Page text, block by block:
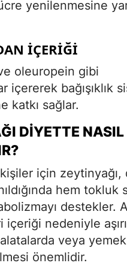
yenilenmesine
İÇERIĞI
oleuropein gibi
içererek bağışıklık
katkı sağlar.
DIYETTE NASIL
için zeytinyağı,
hem tokluk
destekler.
nedeniyle
veya
önemlidir.